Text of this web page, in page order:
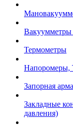
Вакуумметры
Термометры
Напоромеры,
Запорная
Закладные
давления)